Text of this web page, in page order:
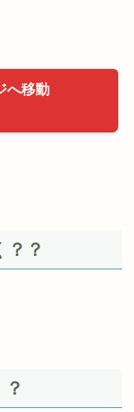
へ移動
？